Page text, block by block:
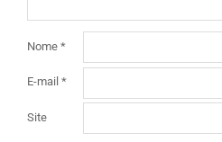
Nome *
E-mail *
Site